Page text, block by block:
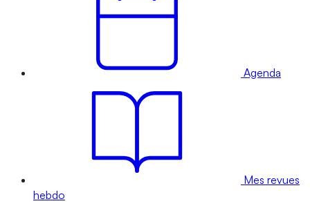
Agenda
Mes revues
hebdo